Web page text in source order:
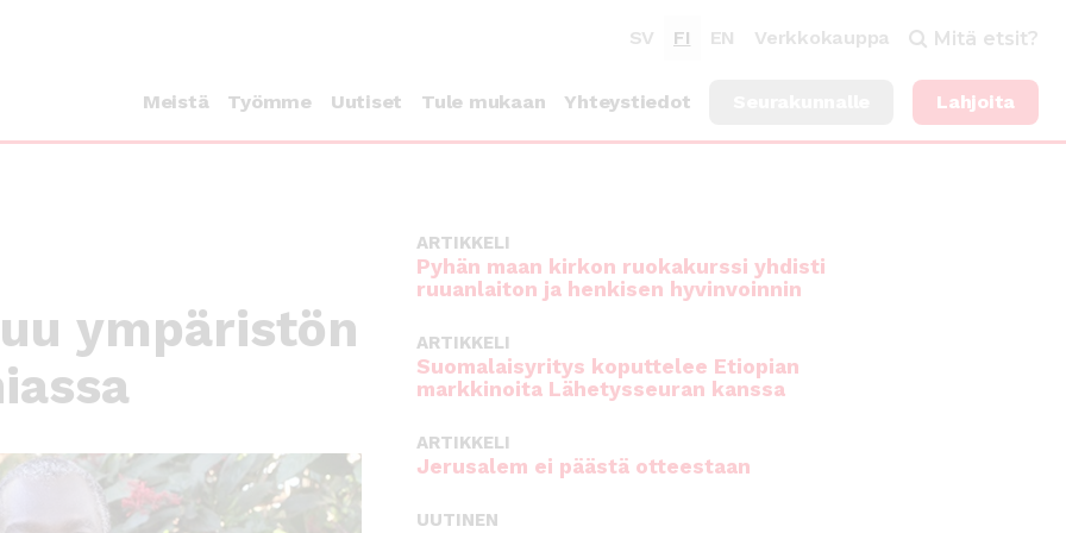
SV FI EN Verkkokauppa Mitä etsit?
Meistä Työmme Uutiset Tule mukaan Yhteystiedot Lahjoita
ympäristön
ARTIKKELI
Pyhän maan kirkon ruokakurssi yhdisti
ruuanlaiton ja henkisen hyvinvoinnin
ARTIKKELI
Suomalaisyritys koputtelee Etiopian
markkinoita Lähetysseuran kanssa
ARTIKKELI
Jerusalem ei päästä otteestaan
UUTINEN